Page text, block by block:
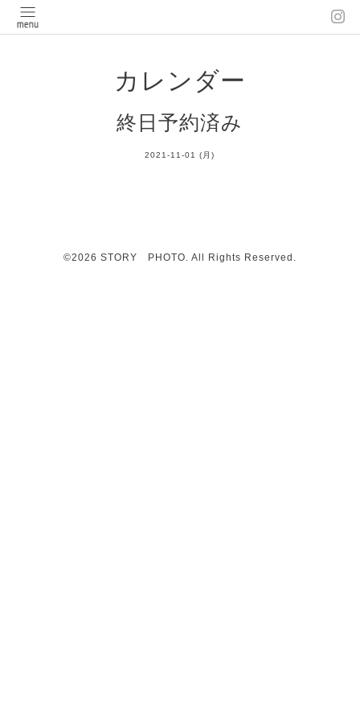
カレンダー
終日予約済み
2021-11-01 (月)
©2026 STORY PHOTO. All Rights Reserved.